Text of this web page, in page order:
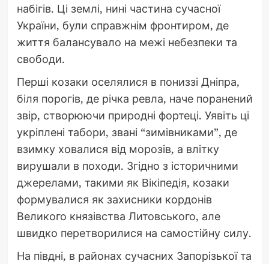
набігів. Ці землі, нині частина сучасної
України, були справжнім фронтиром, де
життя балансувало на межі небезпеки та
свободи.
Перші козаки оселялися в пониззі Дніпра,
біля порогів, де річка ревла, наче поранений
звір, створюючи природні фортеці. Уявіть ці
укріплені табори, звані “зимівниками”, де
взимку ховалися від морозів, а влітку
вирушали в походи. Згідно з історичними
джерелами, такими як Вікіпедія, козаки
формувалися як захисники кордонів
Великого князівства Литовського, але
швидко перетворилися на самостійну силу.
На півдні, в районах сучасних Запорізької та